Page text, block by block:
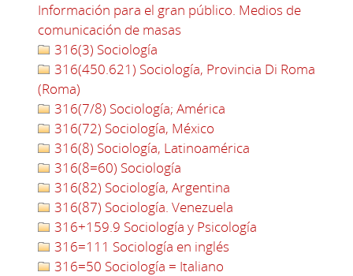
Información para el gran público. Medios de
comunicación de masas
316(3) Sociología
316(450.621) Sociología, Provincia Di Roma
(Roma)
316(7/8) Sociología; América
316(72) Sociología, México
316(8) Sociología, Latinoamérica
316(8=60) Sociología
316(82) Sociología, Argentina
316(87) Sociología. Venezuela
316+159.9 Sociología y Psicología
316=111 Sociología en inglés
316=50 Sociología = Italiano